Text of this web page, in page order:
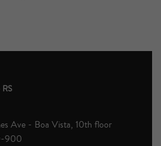
Ave - Boa Vista, 10th floor
900